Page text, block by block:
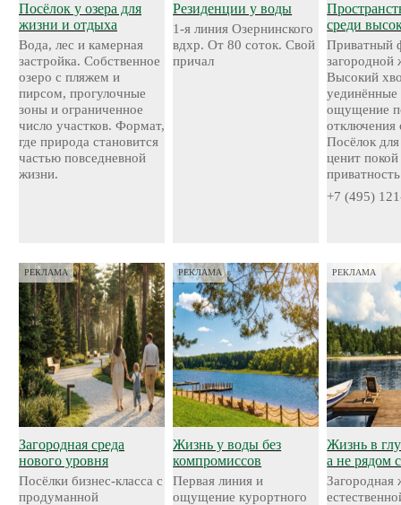
Посёлок у озера для
жизни и отдыха
Вода, лес и камерная
застройка. Собственное
озеро с пляжем и
пирсом, прогулочные
зоны и ограниченное
число участков. Формат,
где природа становится
частью повседневной
жизни.
Резиденции у воды
1-я линия Озернинского
вдхр. От 80 соток. Свой
причал
среди
Приватный
загородной
Высокий
уединённые
ощущение
отключения
Посёлок
ценит
приватность
+7 (495)
РЕКЛАМА
Загородная среда
нового уровня
Посёлки бизнес-класса с
продуманной
РЕКЛАМА
Жизнь у воды без
компромиссов
Первая линия и
ощущение курортного
РЕКЛАМА
Жизнь в
а не рядом
Загородная